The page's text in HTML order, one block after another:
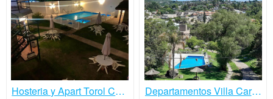
Hosteria y Apart Torol Calta Departamentos Villa Carlos Paz - Villa del Lago